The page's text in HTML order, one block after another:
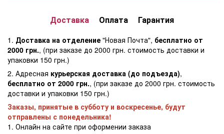
Доставка Оплата Гарантия
1. Доставка на отделение "Новая Почта", бесплатно от
2000 грн., (при заказе до 2000 грн. стоимость доставки и
упаковки 150 грн.)
2. Адресная курьерская доставка (до подъезда),
бесплатно от 2000 грн., (при заказе до 2000 грн. стоимость
доставки и упаковки 150 грн.)
Заказы, принятые в субботу и воскресенье, будут
отправлены с понедельника!
1. Онлайн на сайте при оформении заказа